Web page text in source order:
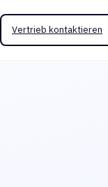
Vertrieb kontaktieren